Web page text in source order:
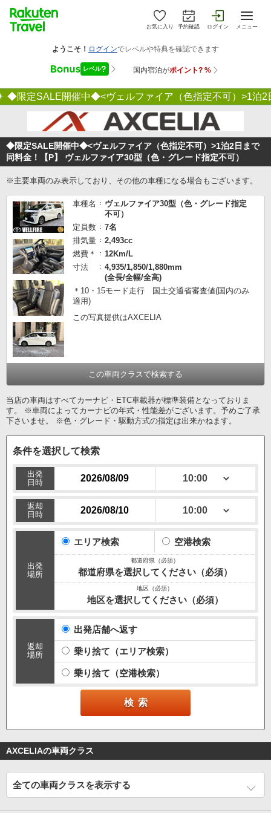
お気に入り 予約確認 ログイン メニュー
◆限定SALE開催中◆<ヴェルファイア（色指定不可）>1泊2
◆限定SALE開催中◆<ヴェルファイア（色指定不可）>1泊2日まで
同料金！【P】 ヴェルファイア30型（色・グレード指定不可）
※主要車両のみ表示しており、その他の車種になる場合もございます。
車種名
ヴェルファイア30型（色・グレード指定
不可）
定員数
7名
排気量
2,493cc
燃費＊
12Km/L
寸法
4,935/1,850/1,880mm
(全長/全幅/全高)
＊10・15モード走行 国土交通省審査値(国内のみ
適用)
この写真提供はAXCELIA
この車両クラスで検索する
当店の車両はすべてカーナビ・ETC車載器が標準装備となっておりま
す。 ※車両によってカーナビの年式・性能差がございます。予めご了承
下さいませ。 ※色・グレード・駆動方式の指定は出来かねます。
条件を選択して検索
出発
日時
返却
日時
出発
場所
エリア検索 空港検索
都道府県を選択してください（必須）
地区を選択してください（必須）
返却
場所
出発店舗へ返す
乗り捨て（エリア検索）
乗り捨て（空港検索）
AXCELIAの車両クラス
全ての車両クラスを表示する